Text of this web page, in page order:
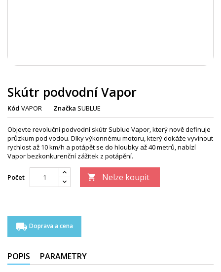
Skútr podvodní Vapor
Kód VAPOR Značka SUBLUE
Objevte revoluční podvodní skútr Sublue Vapor, který nově definuje
průzkum pod vodou. Díky výkonnému motoru, který dokáže vyvinout
rychlost až 10 km/h a potápět se do hloubky až 40 metrů, nabízí
Vapor bezkonkurenční zážitek z potápění.
Počet  Nelze koupit
local_shipping Doprava a cena
POPIS PARAMETRY